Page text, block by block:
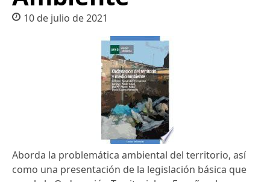
10 de julio de 2021
Aborda la problemática ambiental del territorio, así
como una presentación de la legislación básica que